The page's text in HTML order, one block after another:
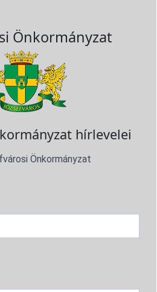
Önkormányzat
hírlevelei
Önkormányzat